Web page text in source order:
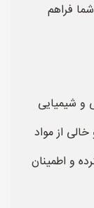
فراهم
و شیمیایی
از مواد
و اطمینان